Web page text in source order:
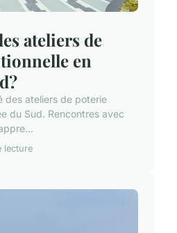
ateliers de
en
des ateliers de poterie
du Sud. Rencontres avec
lecture